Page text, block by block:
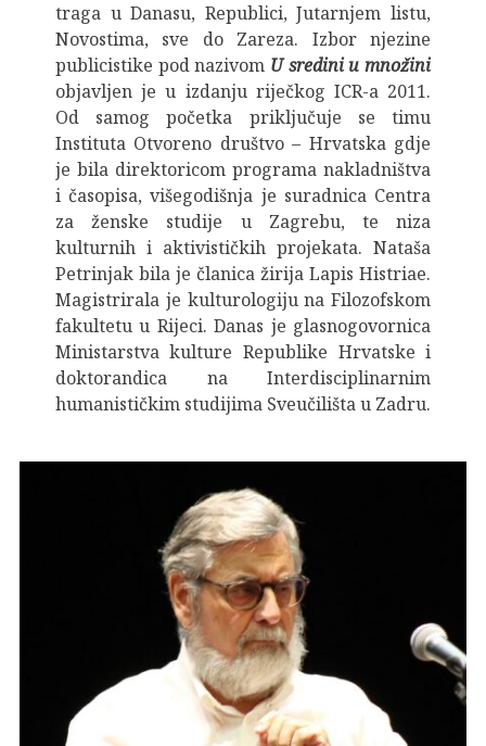
traga u Danasu, Republici, Jutarnjem listu,
Novostima, sve do Zareza. Izbor njezine
publicistike pod nazivom U sredini u množini
objavljen je u izdanju riječkog ICR-a 2011.
Od samog početka priključuje se timu
Instituta Otvoreno društvo – Hrvatska gdje
je bila direktoricom programa nakladništva
i časopisa, višegodišnja je suradnica Centra
za ženske studije u Zagrebu, te niza
kulturnih i aktivističkih projekata. Nataša
Petrinjak bila je članica žirija Lapis Histriae.
Magistrirala je kulturologiju na Filozofskom
fakultetu u Rijeci. Danas je glasnogovornica
Ministarstva kulture Republike Hrvatske i
doktorandica na Interdisciplinarnim
humanističkim studijima Sveučilišta u Zadru.